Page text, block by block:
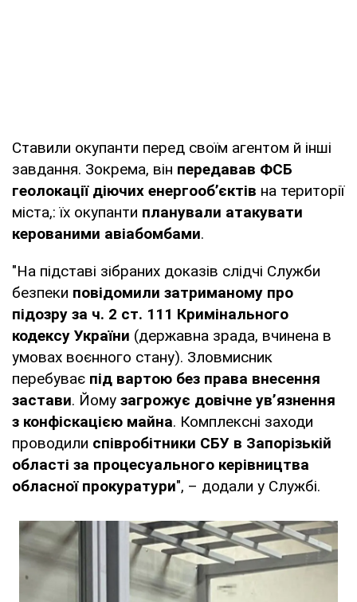
Ставили окупанти перед своїм агентом й інші
завдання. Зокрема, він передавав ФСБ
геолокації діючих енергооб’єктів на території
міста,: їх окупанти планували атакувати
керованими авіабомбами.
"На підставі зібраних доказів слідчі Служби
безпеки повідомили затриманому про
підозру за ч. 2 ст. 111 Кримінального
кодексу України (державна зрада, вчинена в
умовах воєнного стану). Зловмисник
перебуває під вартою без права внесення
застави. Йому загрожує довічне ув’язнення
з конфіскацією майна. Комплексні заходи
проводили співробітники СБУ в Запорізькій
області за процесуального керівництва
обласної прокуратури", – додали у Службі.